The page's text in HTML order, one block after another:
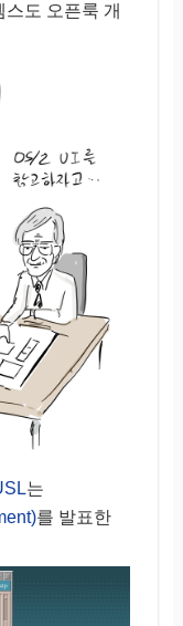
도 오픈룩 개
는
를 발표한